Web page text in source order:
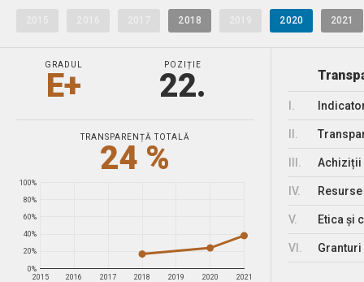
2018 2020 2021
GRADUL
E+
POZIȚIE
22.
TRANSPARENȚĂ TOTALĂ
24 %
2015 2016 2017 2018 2019 2020 2021
0%
20%
40%
60%
80%
100%
Achiziții
IV.
V. Etica și
VI.